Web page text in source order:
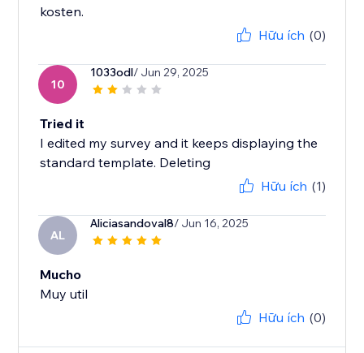
kosten.
Hữu ích (0)
10
1033odl/ Jun 29, 2025
Tried it
I edited my survey and it keeps displaying the
standard template. Deleting
Hữu ích (1)
AL
Aliciasandoval8/ Jun 16, 2025
Mucho
Muy util
Hữu ích (0)